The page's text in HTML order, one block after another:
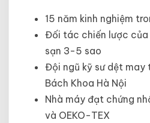
15 năm kinh nghiệm
Đối tác chiến lược của
sạn 3-5 sao
Đội ngũ kỹ sư dệt
Bách Khoa Hà Nội
Nhà máy đạt chứng
và OEKO-TEX